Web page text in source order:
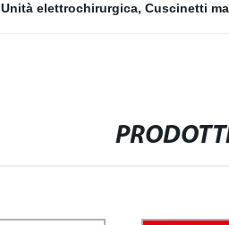
Unità elettrochirurgica, Cuscinetti